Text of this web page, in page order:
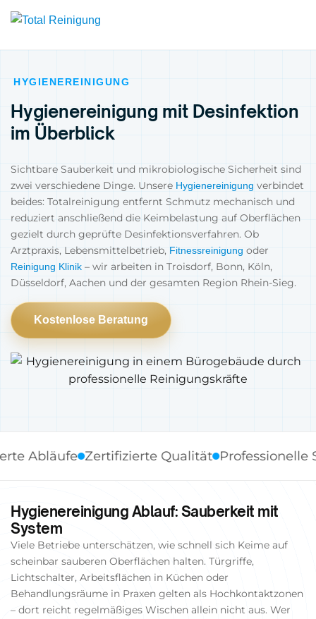
HYGIENEREINIGUNG
Hygienereinigung mit Desinfektion
im Überblick
Sichtbare Sauberkeit und mikrobiologische Sicherheit sind
zwei verschiedene Dinge. Unsere Hygienereinigung verbindet
beides: Totalreinigung entfernt Schmutz mechanisch und
reduziert anschließend die Keimbelastung auf Oberflächen
gezielt durch geprüfte Desinfektionsverfahren. Ob
Arztpraxis, Lebensmittelbetrieb, Fitnessreinigung oder
Reinigung Klinik – wir arbeiten in Troisdorf, Bonn, Köln,
Düsseldorf, Aachen und der gesamten Region Rhein-Sieg.
Kostenlose Beratung
Zertifizierte Qualität Professionelle
Hygienereinigung Ablauf: Sauberkeit mit
System
Viele Betriebe unterschätzen, wie schnell sich Keime auf
scheinbar sauberen Oberflächen halten. Türgriffe,
Lichtschalter, Arbeitsflächen in Küchen oder
Behandlungsräume in Praxen gelten als Hochkontaktzonen
– dort reicht regelmäßiges Wischen allein nicht aus. Wer